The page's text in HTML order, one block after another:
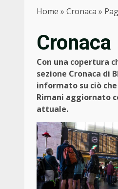
Home » Cronaca »
Cronaca
Con una copertura
sezione Cronaca
informato su ciò
Rimani aggiornato
attuale.